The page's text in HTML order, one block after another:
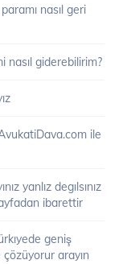
nasıl geri
nasıl giderebilirim?
ile
yanlız degılsınız
ibarettir
geniş
arayın